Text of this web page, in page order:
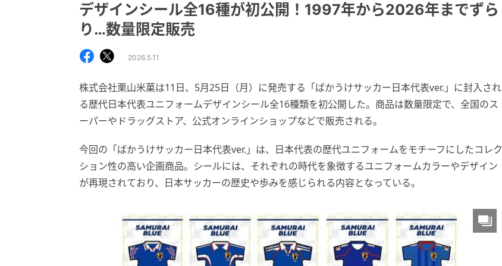
デザインシール全16種が初公開！1997年から2026年までずら
り…数量限定販売
2026.5.11
株式会社栗山米菓は11日、5月25日（月）に発売する「ばかうけサッカー日本代表ver.」に封入され
る歴代日本代表ユニフォームデザインシール全16種類を初公開した。商品は数量限定で、全国のス
ーパーやドラッグストア、公式オンラインショップなどで販売される。
今回の「ばかうけサッカー日本代表ver.」は、日本代表の歴代ユニフォームをモチーフにしたコレク
ション性の高い企画商品。シールには、それぞれの時代を象徴するユニフォームカラーやデザイン
が再現されており、日本サッカーの歴史や歩みを感じられる内容となっている。